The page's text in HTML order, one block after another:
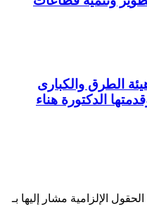
الطرق والكبارى
الدكتورة هناء
الحقول الإلزامية مشار إليها بـ